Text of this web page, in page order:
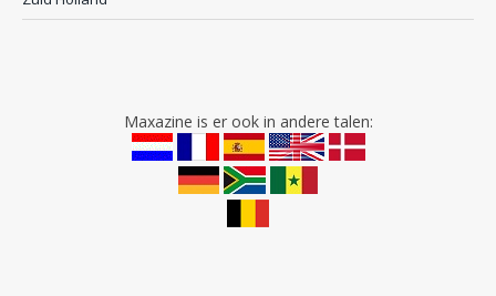
Maxazine is er ook in andere talen: